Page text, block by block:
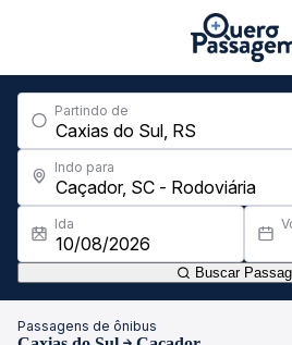
Partindo de
Indo para
Ida
Buscar
Passagens de ônibus